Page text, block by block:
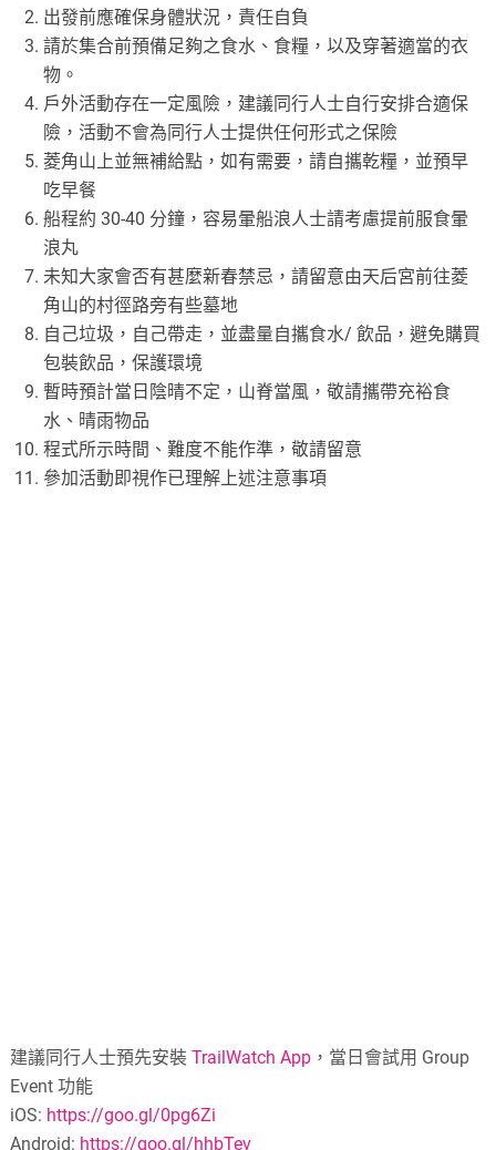
出發前應確保身體狀況，責任自負
請於集合前預備足夠之食水、食糧，以及穿著適當的衣
物。
戶外活動存在一定風險，建議同行人士自行安排合適保
險，活動不會為同行人士提供任何形式之保險
菱角山上並無補給點，如有需要，請自攜乾糧，並預早
吃早餐
船程約 30-40 分鐘，容易暈船浪人士請考慮提前服食暈
浪丸
未知大家會否有甚麼新春禁忌，請留意由天后宮前往菱
角山的村徑路旁有些墓地
自己垃圾，自己帶走，並盡量自攜食水/ 飲品，避免購買
包裝飲品，保護環境
暫時預計當日陰晴不定，山脊當風，敬請攜帶充裕食
水、晴雨物品
程式所示時間、難度不能作準，敬請留意
參加活動即視作已理解上述注意事項
建議同行人士預先安裝TrailWatch App ，當日會試用 Group
Event 功能
iOS: https://goo.gl/0pg6Zi
Android: https://goo.gl/hhbTev